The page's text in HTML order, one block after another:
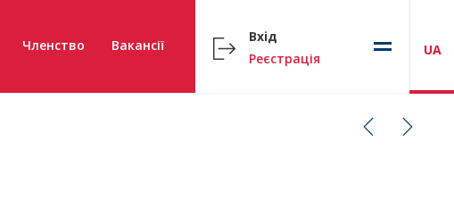
Членство Вакансії
Вхід
Реєстрація
UA